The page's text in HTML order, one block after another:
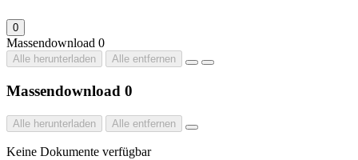
0
Massendownload 0
Alle herunterladen Alle entfernen
Massendownload 0
Alle herunterladen Alle entfernen
Keine Dokumente verfügbar